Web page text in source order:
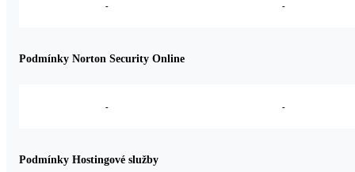
- -
Podmínky Norton Security Online
- -
Podmínky Hostingové služby